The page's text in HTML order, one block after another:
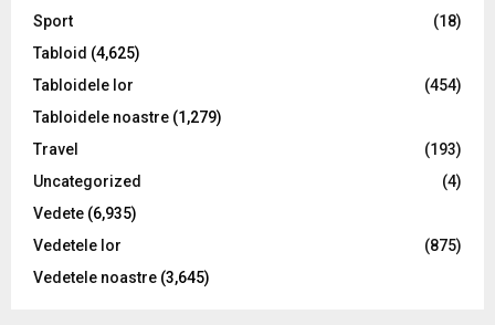
Sport
(18)
Tabloid (4,625)
Tabloidele lor
(454)
Tabloidele noastre (1,279)
Travel
(193)
Uncategorized
(4)
Vedete (6,935)
Vedetele lor
(875)
Vedetele noastre (3,645)